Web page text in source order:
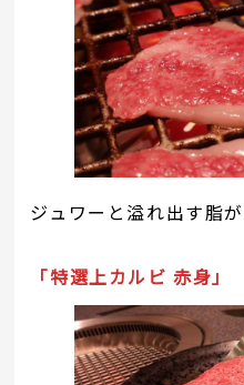
ジュワーと溢れ出す脂
「特選上カルビ 赤身」